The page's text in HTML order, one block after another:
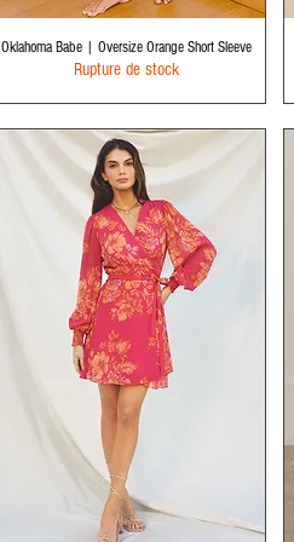
Aperçu rapide
Oklahoma Babe | Oversize Orange Short Sleeve
Rupture de stock